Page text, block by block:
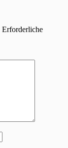
Erforderliche